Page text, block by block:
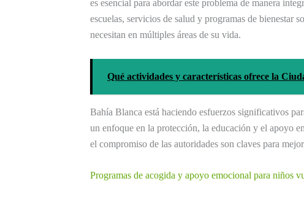
es esencial para abordar este problema de manera
escuelas, servicios de salud y programas de bienestar
necesitan en múltiples áreas de su vida.
Qué actividades y características ofrece la
Bahía Blanca está haciendo esfuerzos significativos
un enfoque en la protección, la educación y el apoyo
el compromiso de las autoridades son claves para
Programas de acogida y apoyo emocional para niños